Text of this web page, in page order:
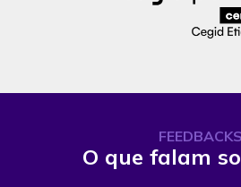
FEEDBACKS
O que falam